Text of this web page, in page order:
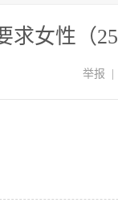
求女性（25
举报